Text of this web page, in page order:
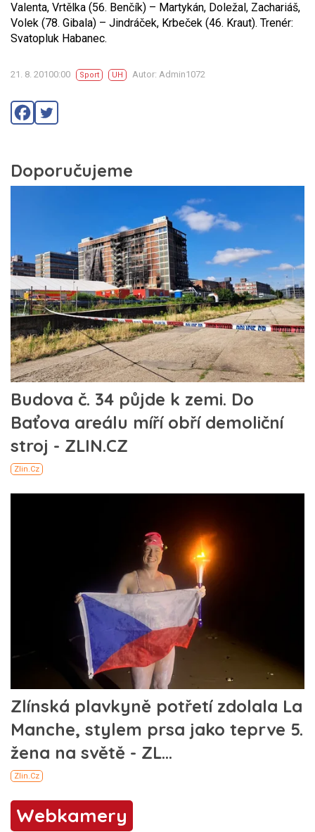
Valenta, Vrtělka (56. Benčík) – Martykán, Doležal, Zachariáš,
Volek (78. Gibala) – Jindráček, Krbeček (46. Kraut). Trenér:
Svatopluk Habanec.
21. 8. 20100:00 Sport UH Autor: Admin1072
Webkamery